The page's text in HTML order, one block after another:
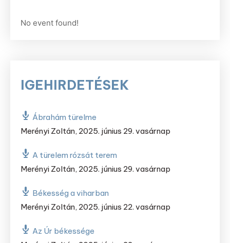
No event found!
IGEHIRDETÉSEK
Ábrahám türelme
Merényi Zoltán, 2025. június 29. vasárnap
A türelem rózsát terem
Merényi Zoltán, 2025. június 29. vasárnap
Békesség a viharban
Merényi Zoltán, 2025. június 22. vasárnap
Az Úr békessége